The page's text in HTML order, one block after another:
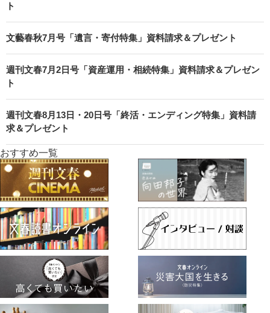
ト
文藝春秋7月号「遺言・寄付特集」資料請求＆プレゼント
週刊文春7月2日号「資産運用・相続特集」資料請求＆プレゼン
ト
週刊文春8月13日・20日号「終活・エンディング特集」資料請
求＆プレゼント
おすすめ一覧